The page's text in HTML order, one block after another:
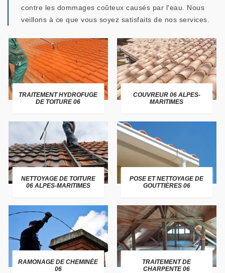
contre les dommages coûteux causés par l'eau. Nous
veillons à ce que vous soyez satisfaits de nos services.
TRAITEMENT HYDROFUGE
DE TOITURE 06
COUVREUR 06 ALPES-
MARITIMES
NETTOYAGE DE TOITURE
06 ALPES-MARITIMES
POSE ET NETTOYAGE DE
GOUTTIÈRES 06
RAMONAGE DE CHEMINÉE
06
TRAITEMENT DE
CHARPENTE 06